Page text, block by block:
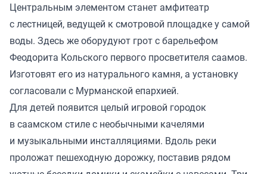
Центральным элементом станет амфитеатр
с лестницей, ведущей к смотровой площадке у самой
воды. Здесь же оборудуют грот с барельефом
Феодорита Кольского первого просветителя саамов.
Изготовят его из натурального камня, а установку
согласовали с Мурманской епархией.
Для детей появится целый игровой городок
в саамском стиле с необычными качелями
и музыкальными инсталляциями. Вдоль реки
проложат пешеходную дорожку, поставив рядом